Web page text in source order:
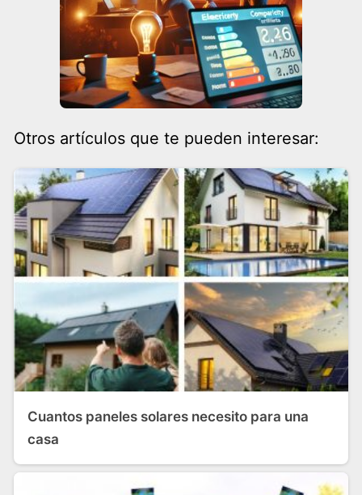
Otros artículos que te pueden interesar:
Cuantos paneles solares necesito para una
casa